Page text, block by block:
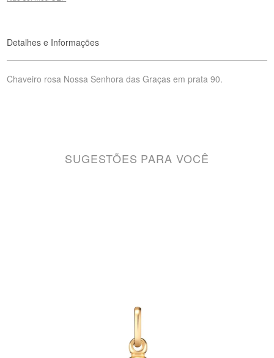
Detalhes e Informações
Chaveiro rosa Nossa Senhora das Graças em prata 90.
SUGESTÕES PARA VOCÊ